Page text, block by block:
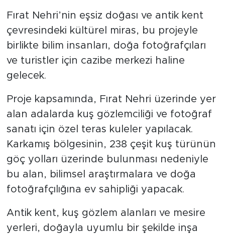
Fırat Nehri’nin eşsiz doğası ve antik kent
çevresindeki kültürel miras, bu projeyle
birlikte bilim insanları, doğa fotoğrafçıları
ve turistler için cazibe merkezi haline
gelecek.
Proje kapsamında, Fırat Nehri üzerinde yer
alan adalarda kuş gözlemciliği ve fotoğraf
sanatı için özel teras kuleler yapılacak.
Karkamış bölgesinin, 238 çeşit kuş türünün
göç yolları üzerinde bulunması nedeniyle
bu alan, bilimsel araştırmalara ve doğa
fotoğrafçılığına ev sahipliği yapacak.
Antik kent, kuş gözlem alanları ve mesire
yerleri, doğayla uyumlu bir şekilde inşa